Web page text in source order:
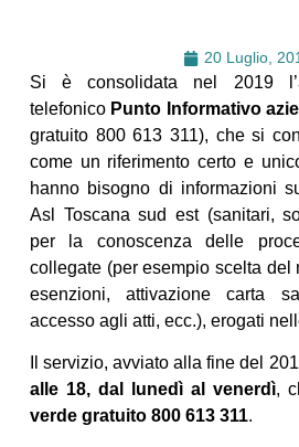
20 Luglio,
Si è consolidata nel 2019
telefonico Punto Informativo
gratuito 800 613 311), che si
come un riferimento certo e
hanno bisogno di informazioni
Asl Toscana sud est (sanitari,
per la conoscenza delle
collegate (per esempio scelta del
esenzioni, attivazione carta
accesso agli atti, ecc.), erogati
Il servizio, avviato alla fine del
alle 18, dal lunedì al venerdì,
verde gratuito 800 613 311.